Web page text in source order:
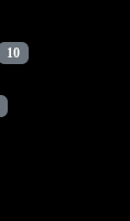
10